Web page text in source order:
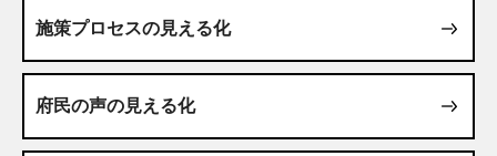
施策プロセスの見える化
府民の声の見える化